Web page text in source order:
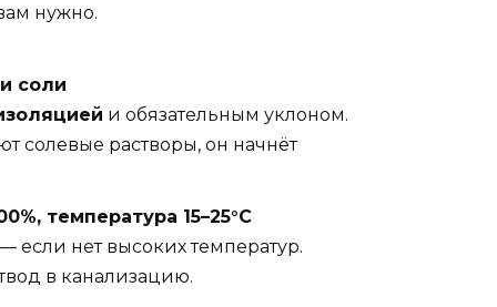
нужно.
соли
и обязательным уклоном.
солевые растворы, он начнёт
температура 15–25°C
если нет высоких температур.
в канализацию.